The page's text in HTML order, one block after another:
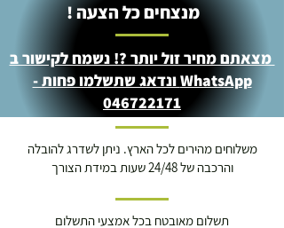
מנצחים כל הצעה !
מצאתם מחיר זול יותר ?! נשמח לקישור ב
WhatsApp ונדאג שתשלמו פחות -
046722171
משלוחים מהירים לכל הארץ. ניתן לשדרג להובלה
והרכבה של 24/48 שעות במידת הצורך
תשלום מאובטח בכל אמצעי התשלום